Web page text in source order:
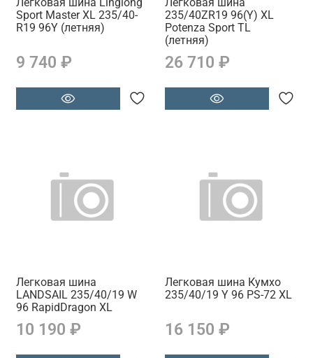
Sport Master XL 235/40-
R19 96Y (летняя)
9 740 ₽
235/40ZR19 96(Y) XL
Potenza Sport TL
(летняя)
26 710 ₽
Легковая шина
LANDSAIL 235/40/19 W
96 RapidDragon XL
10 190 ₽
Легковая шина Кумхо
235/40/19 Y 96 PS-72 XL
16 150 ₽